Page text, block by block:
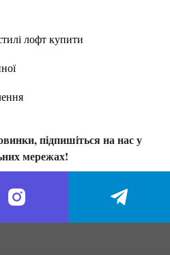
лофт купити
підпишіться на нас у
мережах!